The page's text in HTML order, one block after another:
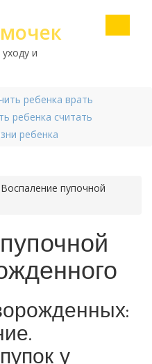
и
ребенка врать
ребенка считать
ребенка
Воспаление пупочной
у